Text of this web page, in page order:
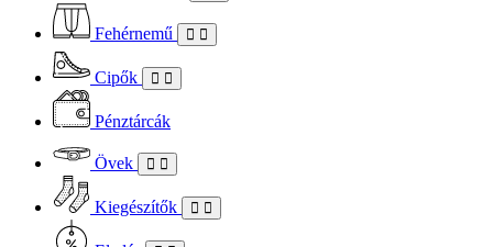
Fehérnemű
Cipők
Pénztárcák
Övek
Kiegészítők